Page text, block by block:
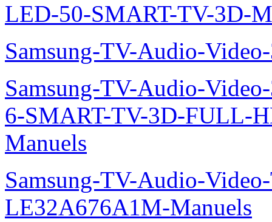
LED-50-SMART-TV-3D-
Samsung-TV-Audio-
Samsung-TV-Audio-
6-SMART-TV-3D-FULL-
Manuels
Samsung-TV-Audio-
LE32A676A1M-Manuels